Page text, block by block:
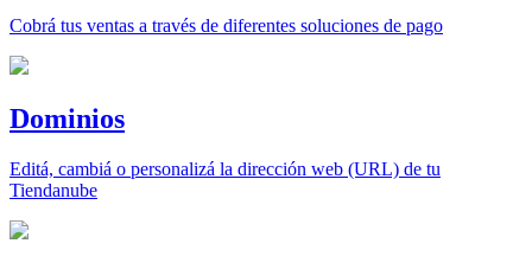
Cobrá tus ventas a través de diferentes soluciones de pago
Dominios
Editá, cambiá o personalizá la dirección web (URL) de tu
Tiendanube